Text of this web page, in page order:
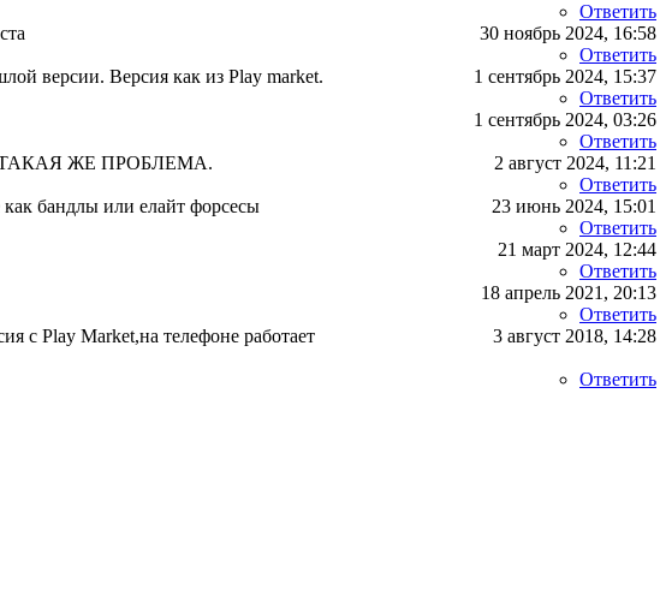
Ответить
30 ноябрь 2024, 16:58
Ответить
1 сентябрь 2024, 15:37
версии. Версия как из Play market.
Ответить
1 сентябрь 2024, 03:26
Ответить
2 август 2024, 11:21
ЖЕ ПРОБЛЕМА.
Ответить
23 июнь 2024, 15:01
бандлы или елайт форсесы
Ответить
21 март 2024, 12:44
Ответить
18 апрель 2021, 20:13
Ответить
3 август 2018, 14:28
с Play Market,на телефоне работает
Ответить